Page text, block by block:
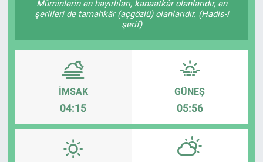
Müminlerin en hayırlıları, kanaatkâr olanlarıdır, en
şerlileri de tamahkâr (açgözlü) olanlarıdır. (Hadis-i
şerif)
İMSAK
04:15
GÜNEŞ
05:56